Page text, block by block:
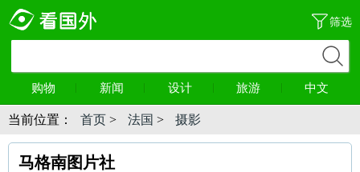
筛选
购物 新闻 设计 旅游 中文
当前位置： 首页 > 法国 > 摄影
马格南图片社